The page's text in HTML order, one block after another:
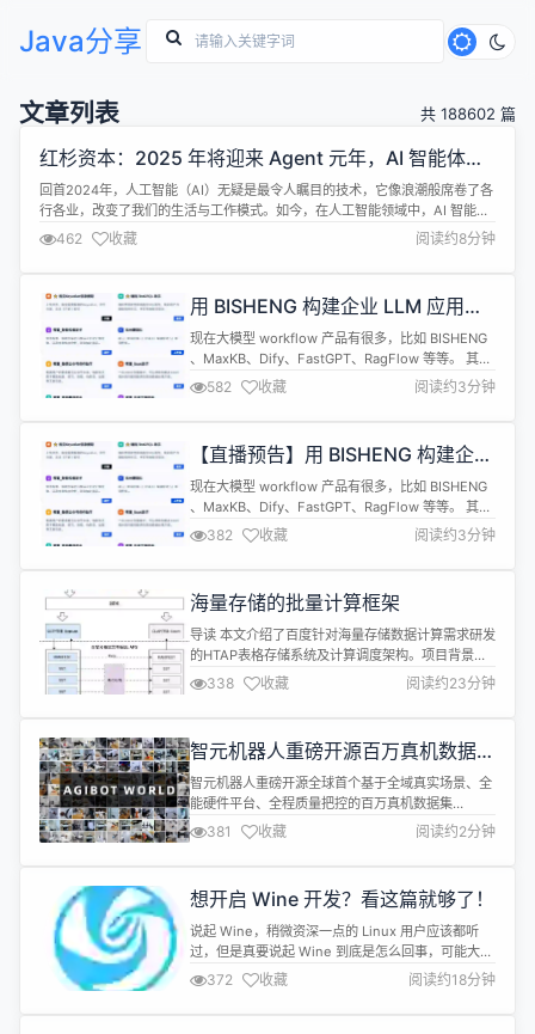
Java分享
文章列表 共 188602 篇
红杉资本：2025 年将迎来 Agent 元年，AI 智能体群
体协作时代将至
回首2024年，人工智能（AI）无疑是最令人瞩目的技术，它像浪潮般席卷了各
行各业，改变了我们的生活与工作模式。如今，在人工智能领域中，AI 智能体
（AI Agents）这一新兴概念正备受关注。 那么，什么是 AI 智能体呢？AI 智
能体是能感知环境、自主决策并采取行动以实现特定目标的智能系统，具有感
知、决策、行动、自主学习与适应等能力。与传统的人工智能不同...
462 收藏 阅读约8分钟
用 BISHENG 构建企业 LLM 应用，
简直不要太简单！
现在大模型 workflow 产品有很多，比如 BISHENG
、MaxKB、Dify、FastGPT、RagFlow 等等。 其
中，毕昇 BISHENG 是一个开源的大模型应用开发平
台，专门面向企业场景，具备高精度文档解析
ETL4LLM 能力。自去年 8 月份开源以来， GitHub
昇 B...
582 收藏 阅读约3分钟
【直播预告】用 BISHENG 构建企业
LLM 应用，简直不要太简单！
现在大模型 workflow 产品有很多，比如 BISHENG
、MaxKB、Dify、FastGPT、RagFlow 等等。 其
中，毕昇 BISHENG 是一个开源的大模型应用开发平
台，专门面向企业场景，具备高精度文档解析
ETL4LLM 能力。自去年 8 月份开源以来， GitHub
昇 B...
382 收藏 阅读约3分钟
海量存储的批量计算框架
导读 本文介绍了百度针对海量存储数据计算需求研发
的HTAP表格存储系统及计算调度架构。项目背景源
于原有存储系统难以满足日益增长的OLAP业务需
求，因此构建了集OLTP与OLAP于一体的HTAP系
统，通过存算分离、Serverless设计等创新点提升IO
统实现了任务开发的SQL化和数据处理的FaaS化，
简化了业务使...
338 收藏 阅读约23分钟
智元机器人重磅开源百万真机数据集
AgiBot World
智元机器人重磅开源全球首个基于全域真实场景、全
能硬件平台、全程质量把控的百万真机数据集
AgiBot World。这一里程碑式的开源项目，标志着
具身智能领域 “ImageNet 时刻” 已到来。 智元机器
人介绍称，AgiBot World 是全球首个基于全域真实
集。相比谷歌开源的 Open X-Embodimen...
381 收藏 阅读约2分钟
想开启 Wine 开发？看这篇就够了！
说起 Wine，稍微资深一点的 Linux 用户应该都听
过，但是真要说起 Wine 到底是怎么回事，可能大多
数人不见得说得清。这篇文章会简单地介绍 Wine 的
工作原理，以及如何开始 Wine 的开发。所以如果您
属于以下三类读者之一： * 想参与 Wine 开发，但是
372 收藏 阅读约18分钟